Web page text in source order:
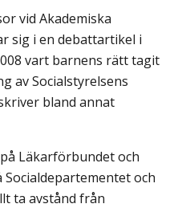
vid Akademiska
sig i en debattartikel i
vart barnens rätt tagit
av Socialstyrelsens
bland annat
Läkarförbundet och
och
ta avstånd från